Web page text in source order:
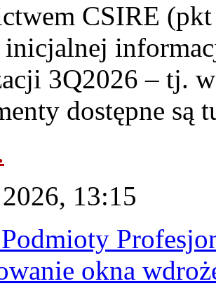
CSIRE
3Q2026 – tj.
dostępne są
13:15
okna